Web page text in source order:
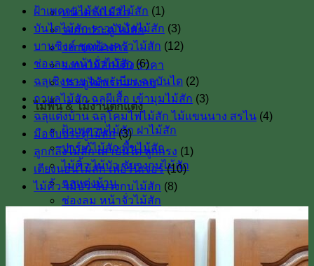
หน้าต่างไม้สัก
วงกบประตู ไม้สัก
วงกบหน้าต่าง
วงกบไม้สักโค้ง ราคา
ประตูไม้พร้อมวงกบ
ไม้พื้น & ไม้งานตกแต่ง
ฝ้าเพดานไม้สัก ฝาไม้สัก
ปาร์เก้ไม้สัก พื้นไม้สัก
ไม้คิ้ว ไม้บัว ซับวงกบไม้สัก
ฉลุแต่งบ้าน
ช่องลม หน้าจั่วไม้สัก
ลูกกลึงไม้สัก เสาบันได ลูกกรงบันได
มือจับประตูไม้สัก
โรงงาน & โชว์รูม
ฝ้าเพดานไม้สัก ฝาไม้สัก (1)
บันไดไม้สัก ราวบันไดไม้สัก (3)
บานซิงค์ ชุดห้องครัวไม้สัก (12)
ช่องลม หน้าจั่วไม้สัก (6)
ฉลุเชิงชาย ฉลุระเบียง ฉลุบันได (2)
กาแลไม้สัก ฉลุผีเสื้อ เข้ามุมไม้สัก (3)
ฉลุแต่งบ้าน ฉลุโคมไฟไม้สัก ไม้เเขนนาง สรไน (4)
มือจับประตูไม้สัก (3)
ลูกกลึงไม้สัก เสาบันใด ลูกกรง (1)
เตียงนอนไม้สัก เฟอร์นิเจอร์ (10)
ไม้คิ้ว ไม้บัว ซับวงกบไม้สัก (8)